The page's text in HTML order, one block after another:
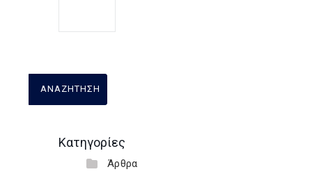
Κατηγορίες
Άρθρα